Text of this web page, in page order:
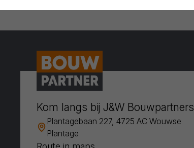
Kom langs bij J&W Bouwpartners
Plantagebaan 227, 4725 AC Wouwse
Plantage